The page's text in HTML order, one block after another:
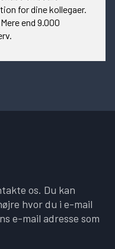
for dine kollegaer.
end 9.000
os. Du kan
hvor du i e-mail
e-mail adresse som